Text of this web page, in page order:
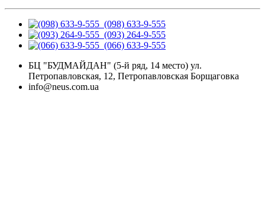
(098) 633-9-555
(093) 264-9-555
(066) 633-9-555
БЦ "БУДМАЙДАН" (5-й ряд, 14 место) ул.
Петропавловская, 12, Петропавловская Борщаговка
info@neus.com.ua